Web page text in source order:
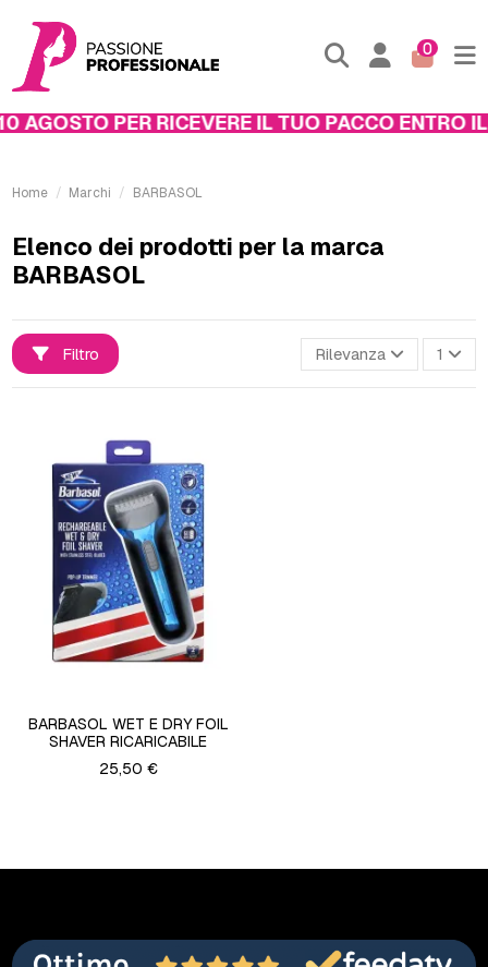
0
AGOSTO PER RICEVERE IL TUO PACCO ENTRO IL
Home Marchi BARBASOL
Elenco dei prodotti per la marca
BARBASOL
Filtro Rilevanza 1
BARBASOL WET E DRY FOIL
SHAVER RICARICABILE
25,50 €